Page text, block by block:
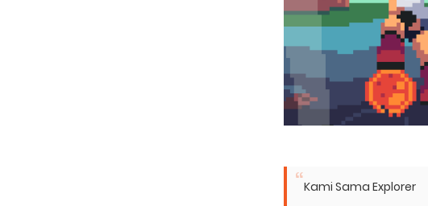
Kami Sama Explorer